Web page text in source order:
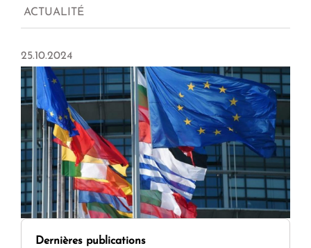
ACTUALITÉ
25.10.2024
Dernières publications